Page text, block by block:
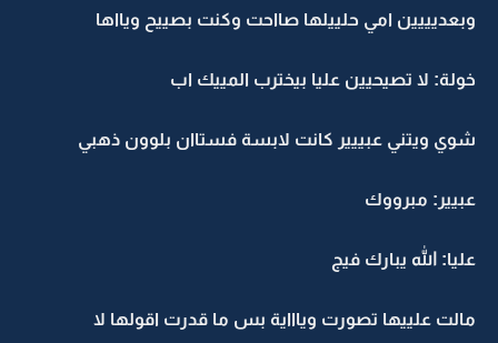
وبعديييين امي حلييلها صااحت وكنت بصييح ويااها
خولة: لا تصيحيين عليا بيخترب المييك اب
شوي ويتني عبييير كانت لابسة فستاان بلوون ذهبي
عبيير: مبرووك
عليا: الله يبارك فيج
مالت علييها تصورت وياااية بس ما قدرت اقولها لا